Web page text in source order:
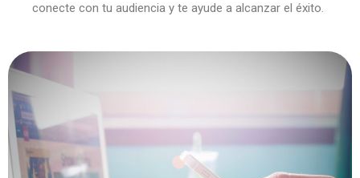
conecte con tu audiencia y te ayude a alcanzar el éxito.